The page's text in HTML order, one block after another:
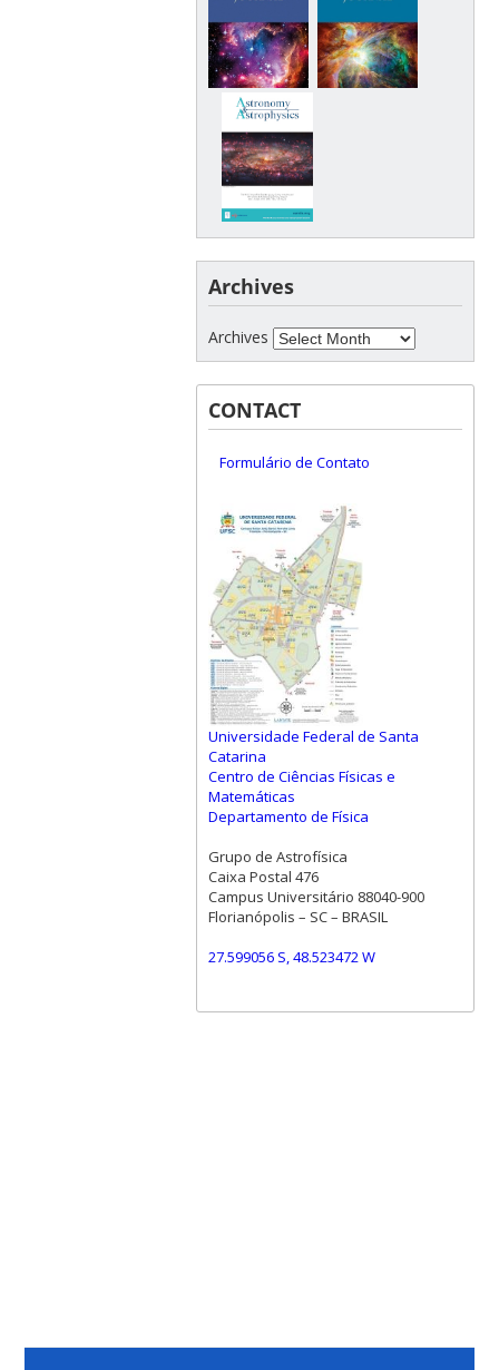
Archives
Archives
CONTACT
Formulário de Contato
Universidade Federal de Santa
Catarina
Centro de Ciências Físicas e
Matemáticas
Departamento de Física
Grupo de Astrofísica
Caixa Postal 476
Campus Universitário 88040-900
Florianópolis – SC – BRASIL
27.599056 S, 48.523472 W